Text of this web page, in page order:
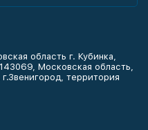
область г. Кубинка,
Московская область,
территория